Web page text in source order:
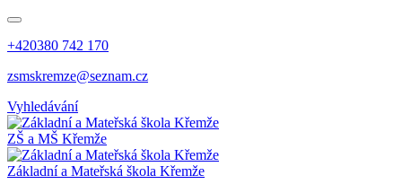
+420380 742 170
zsmskremze@seznam.cz
Vyhledávání
ZŠ a MŠ Křemže
Základní a Mateřská škola Křemže